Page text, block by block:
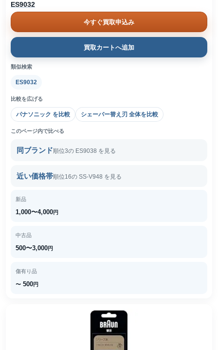
ES9032
今すぐ買取申込み
買取カートへ追加
類似検索
ES9032
比較を広げる
パナソニック を比較 シェーバー替え刃 全体を比較
このページ内で比べる
同ブランド 順位3の ES9038 を見る
近い価格帯順位16の SS-V948 を見る
新品
1,000〜4,000円
中古品
500〜3,000円
傷有り品
〜 500円